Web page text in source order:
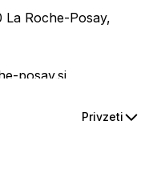
Roche-Posay,
posay.si
Privzeti